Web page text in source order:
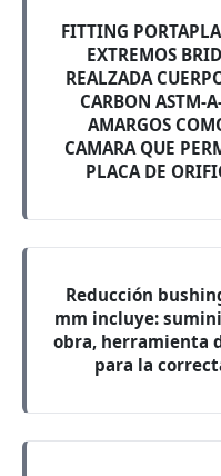
FITTING
EXTREMOS
REALZADA
CARBON ASTM-
AMARGOS
CAMARA QUE
PLACA DE
Reducción
mm incluye:
obra, herramienta
para la